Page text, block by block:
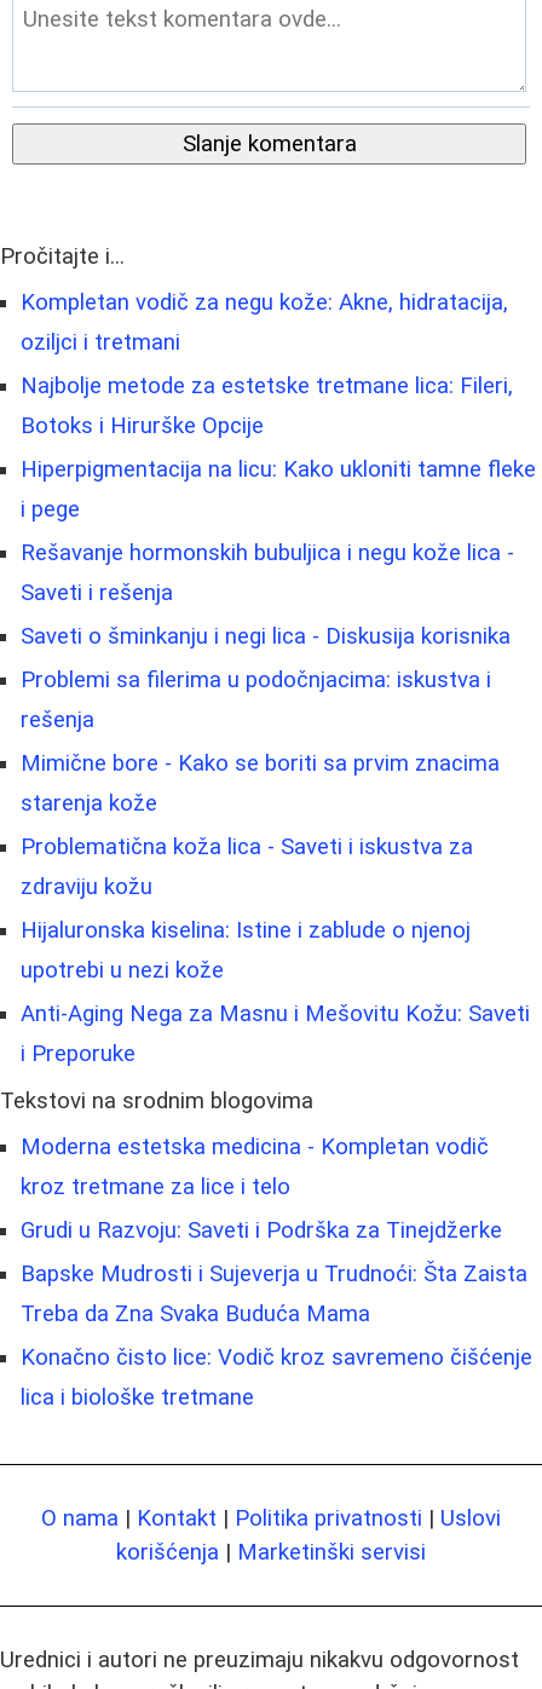
Slanje komentara
Pročitajte i...
Kompletan vodič za negu kože: Akne, hidratacija,
oziljci i tretmani
Najbolje metode za estetske tretmane lica: Fileri,
Botoks i Hirurške Opcije
Hiperpigmentacija na licu: Kako ukloniti tamne fleke
i pege
Rešavanje hormonskih bubuljica i negu kože lica -
Saveti i rešenja
Saveti o šminkanju i negi lica - Diskusija korisnika
Problemi sa filerima u podočnjacima: iskustva i
rešenja
Mimične bore - Kako se boriti sa prvim znacima
starenja kože
Problematična koža lica - Saveti i iskustva za
zdraviju kožu
Hijaluronska kiselina: Istine i zablude o njenoj
upotrebi u nezi kože
Anti-Aging Nega za Masnu i Mešovitu Kožu: Saveti
i Preporuke
Tekstovi na srodnim blogovima
Moderna estetska medicina - Kompletan vodič
kroz tretmane za lice i telo
Grudi u Razvoju: Saveti i Podrška za Tinejdžerke
Bapske Mudrosti i Sujeverja u Trudnoći: Šta Zaista
Treba da Zna Svaka Buduća Mama
Konačno čisto lice: Vodič kroz savremeno čišćenje
lica i biološke tretmane
O nama | Kontakt | Politika privatnosti | Uslovi
korišćenja | Marketinški servisi
Urednici i autori ne preuzimaju nikakvu odgovornost